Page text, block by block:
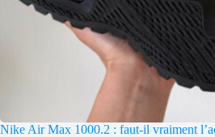
Nike Air Max 1000.2 : faut-il vraiment